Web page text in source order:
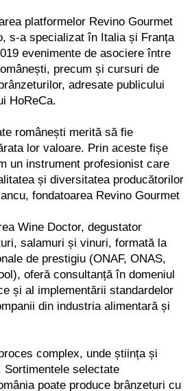
platformelor Revino Gourmet
s-a specializat în Italia și Franța
evenimente de asociere între
precum și cursuri de
adresate publicului
HoReCa.
românești merită să fie
lor valoare. Prin aceste fișe
un instrument profesionist care
și diversitatea producătorilor
fondatoarea Revino Gourmet
Wine Doctor, degustator
salamuri și vinuri, formată la
de prestigiu (ONAF, ONAS,
oferă consultanță în domeniul
și al implementării standardelor
din industria alimentară și
complex, unde știința și
selectate
poate produce brânzeturi cu